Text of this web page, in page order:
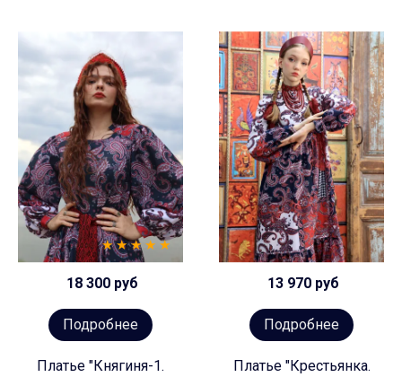
18 300 руб
Подробнее
Платье "Княгиня-1.
13 970 руб
Подробнее
Платье "Крестьянка.